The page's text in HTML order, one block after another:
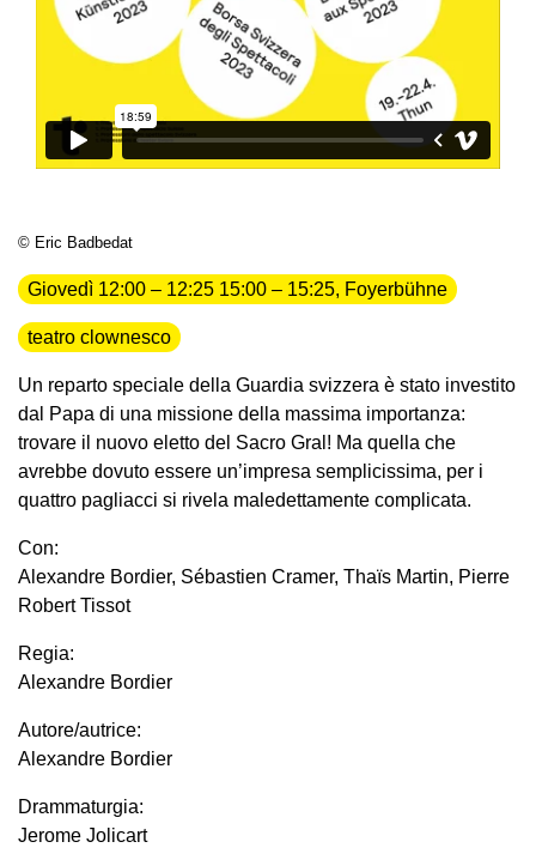
Giovedì 12:00 – 12:25 15:00 – 15:25, Foyerbühne
teatro clownesco
Un reparto speciale della Guardia svizzera è stato investito
dal Papa di una missione della massima importanza:
trovare il nuovo eletto del Sacro Gral! Ma quella che
avrebbe dovuto essere un’impresa semplicissima, per i
quattro pagliacci si rivela maledettamente complicata.
Con:
Alexandre Bordier, Sébastien Cramer, Thaïs Martin, Pierre
Robert Tissot
Regia:
Alexandre Bordier
Autore/autrice:
Alexandre Bordier
Drammaturgia:
Jerome Jolicart
© Eric Badbedat